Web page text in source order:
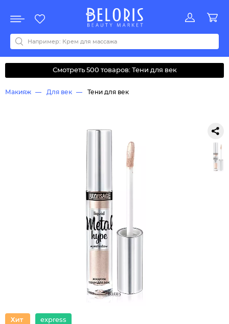
Акции
Все бренды
0-9ABCDEFGHIJKLMNOPQRSTUVWYZАБВДЗИМОКЛНПРСТУФ
Смотреть 500 товаров: Тени для век
Макияж Для век Тени для век
express